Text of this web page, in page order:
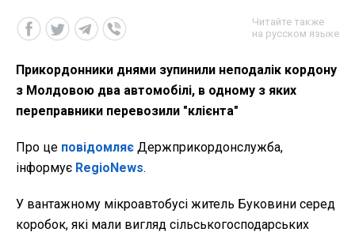
Читайте также
на русском языке
Прикордонники днями зупинили неподалік кордону
з Молдовою два автомобілі, в одному з яких
переправники перевозили "клієнта"
Про це повідомляє Держприкордонслужба,
інформує RegioNews.
У вантажному мікроавтобусі житель Буковини серед
коробок, які мали вигляд сільськогосподарських